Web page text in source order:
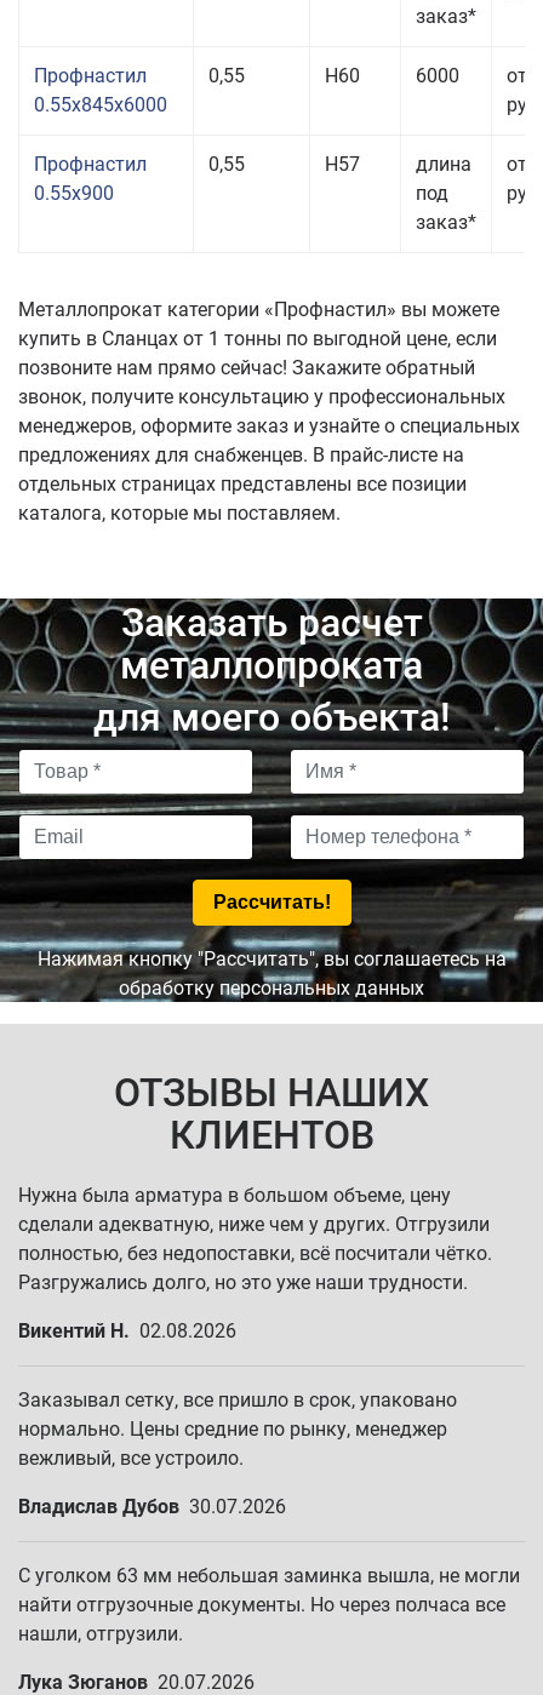
заказ*
Профнастил
0.55x845x6000
0,55 Н60 6000
от
руб.
Профнастил
0.55x900
0,55 Н57
длина
под
заказ*
от
руб.
Металлопрокат категории «Профнастил» вы можете
купить в Сланцах от 1 тонны по выгодной цене, если
позвоните нам прямо сейчас! Закажите обратный
звонок, получите консультацию у профессиональных
менеджеров, оформите заказ и узнайте о специальных
предложениях для снабженцев. В прайс-листе на
отдельных страницах представлены все позиции
каталога, которые мы поставляем.
Заказать расчет
металлопроката
для моего объекта!
Нажимая кнопку "Рассчитать", вы соглашаетесь на
обработку персональных данных
ОТЗЫВЫ НАШИХ
КЛИЕНТОВ
Нужна была арматура в большом объеме, цену
сделали адекватную, ниже чем у других. Отгрузили
полностью, без недопоставки, всё посчитали чётко.
Разгружались долго, но это уже наши трудности.
Викентий Н. 02.08.2026
Заказывал сетку, все пришло в срок, упаковано
нормально. Цены средние по рынку, менеджер
вежливый, все устроило.
Владислав Дубов 30.07.2026
С уголком 63 мм небольшая заминка вышла, не могли
найти отгрузочные документы. Но через полчаса все
нашли, отгрузили.
Лука Зюганов 20.07.2026